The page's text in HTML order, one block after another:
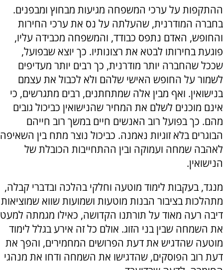
ההתקפות על ערכי המשפחה מגיעות מבחוץ ומבפנים.
בחברה המודרנית, שהעלתה על נס את ערכי החירות
והחופש, האדם נתפס כבודד, והמשפחה מכבידה עליו,
פוגעת בחירותו לבטא את רצונותיו. כך יוצא שבפועל,
שככל שהחברה יותר מודרנית, כך רבים יותר מעדיפים
לשמור על החופש האישי שלהם ולא לכבול את עצמם
בנישואין. ואף מבין אלה שמתחתנים, רבים מתגרשים, כי
אינם מוכנים לשלם את המחיר שהנישואין כביכול גובים
מהם. כך בפועל רוב האנשים חיים במשך רוב חייהם
הבוגרים בלא זוגיות נאמנה. כביכול נוצר מתח בין השאיפה
לאהבה שמחה ועמוקה ובין ההתחייבות הכובלת של
הנישואין.
מנגד, בעקבות לימוד מוטעה וחלקי בהלכה ובדברי קבלה,
מתהלכות בציבור הבנות מוטעות ושמועות שווא שמוציאות
דיבה רעה מאוד על תורתנו הקדושה, כאילו מגמתה למעט
את השמחה שבין בני הזוג. אולם כל זה אירע בגלל לימוד
מוטעה שהדגיש את דעת הפרושים המחמירים, והפך את
דעת רוב הפוסקים, שהדגישו את השמחה ודחו את מנהגי